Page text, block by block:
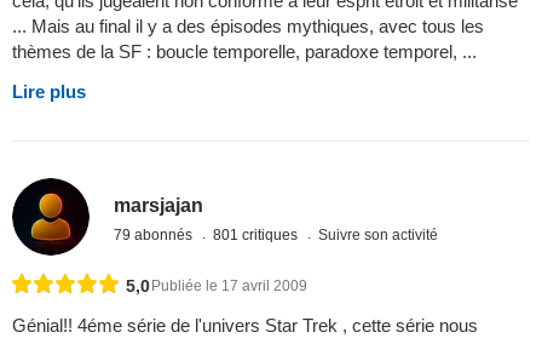
... Mais au final il y a des épisodes mythiques, avec tous les
thèmes de la SF : boucle temporelle, paradoxe temporel, ...
Lire plus
marsjajan
79 abonnés 801 critiques Suivre son activité
5,0Publiée le 17 avril 2009
Génial!! 4éme série de l'univers Star Trek , cette série nous